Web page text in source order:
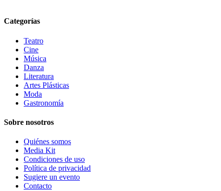
Categorías
Teatro
Cine
Música
Danza
Literatura
Artes Plásticas
Moda
Gastronomía
Sobre nosotros
Quiénes somos
Media Kit
Condiciones de uso
Política de privacidad
Sugiere un evento
Contacto